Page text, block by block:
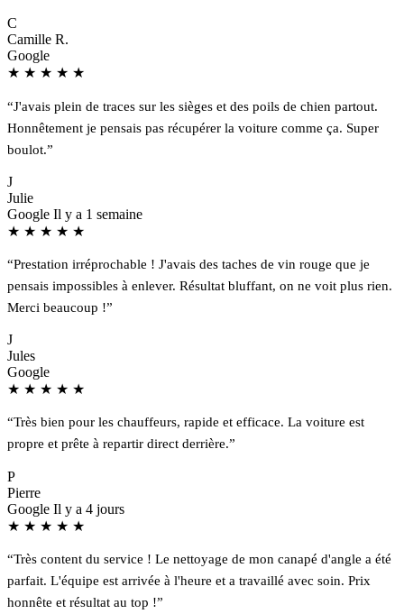
C
Camille R.
Google
★ ★ ★ ★ ★
“J'avais plein de traces sur les sièges et des poils de chien partout.
Honnêtement je pensais pas récupérer la voiture comme ça. Super
boulot.”
J
Julie
Google Il y a 1 semaine
★ ★ ★ ★ ★
“Prestation irréprochable ! J'avais des taches de vin rouge que je
pensais impossibles à enlever. Résultat bluffant, on ne voit plus rien.
Merci beaucoup !”
J
Jules
Google
★ ★ ★ ★ ★
“Très bien pour les chauffeurs, rapide et efficace. La voiture est
propre et prête à repartir direct derrière.”
P
Pierre
Google Il y a 4 jours
★ ★ ★ ★ ★
“Très content du service ! Le nettoyage de mon canapé d'angle a été
parfait. L'équipe est arrivée à l'heure et a travaillé avec soin. Prix
honnête et résultat au top !”